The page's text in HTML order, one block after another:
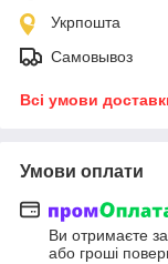
Укрпошта
Самовывоз
Всі умови
Умови оплати
Ви отримаєте
або гроші